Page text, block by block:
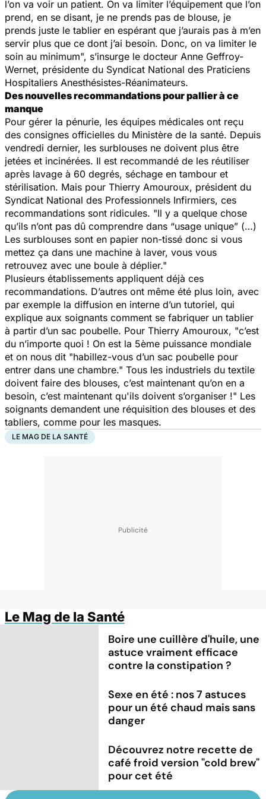
l’on va voir un patient. On va limiter l’équipement que l’on
prend, en se disant, je ne prends pas de blouse, je
prends juste le tablier en espérant que j’aurais pas à m’en
servir plus que ce dont j’ai besoin. Donc, on va limiter le
soin au minimum", s’insurge le docteur Anne Geffroy-
Wernet, présidente du Syndicat National des Praticiens
Hospitaliers Anesthésistes-Réanimateurs.
Des nouvelles recommandations pour pallier à ce
manque
Pour gérer la pénurie, les équipes médicales ont reçu
des consignes officielles du Ministère de la santé. Depuis
vendredi dernier, les surblouses ne doivent plus être
jetées et incinérées. Il est recommandé de les réutiliser
après lavage à 60 degrés, séchage en tambour et
stérilisation. Mais pour Thierry Amouroux, président du
Syndicat National des Professionnels Infirmiers, ces
recommandations sont ridicules. "Il y a quelque chose
qu’ils n’ont pas dû comprendre dans “usage unique” (…)
Les surblouses sont en papier non-tissé donc si vous
mettez ça dans une machine à laver, vous vous
retrouvez avec une boule à déplier."
Plusieurs établissements appliquent déjà ces
recommandations. D’autres ont même été plus loin, avec
par exemple la diffusion en interne d’un tutoriel, qui
explique aux soignants comment se fabriquer un tablier
à partir d’un sac poubelle. Pour Thierry Amouroux, "c’est
du n’importe quoi ! On est la 5ème puissance mondiale
et on nous dit "habillez-vous d’un sac poubelle pour
entrer dans une chambre." Tous les industriels du textile
doivent faire des blouses, c’est maintenant qu’on en a
besoin, c’est maintenant qu'ils doivent s’organiser !" Les
soignants demandent une réquisition des blouses et des
tabliers, comme pour les masques.
LE MAG DE LA SANTÉ
Le Mag de la Santé
Boire une cuillère d'huile, une
astuce vraiment efficace
contre la constipation ?
Sexe en été : nos 7 astuces
pour un été chaud mais sans
danger
Découvrez notre recette de
café froid version "cold brew"
pour cet été